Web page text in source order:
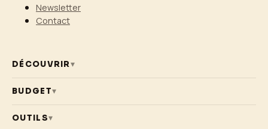
Newsletter
Contact
DÉCOUVRIR▾
BUDGET▾
OUTILS▾